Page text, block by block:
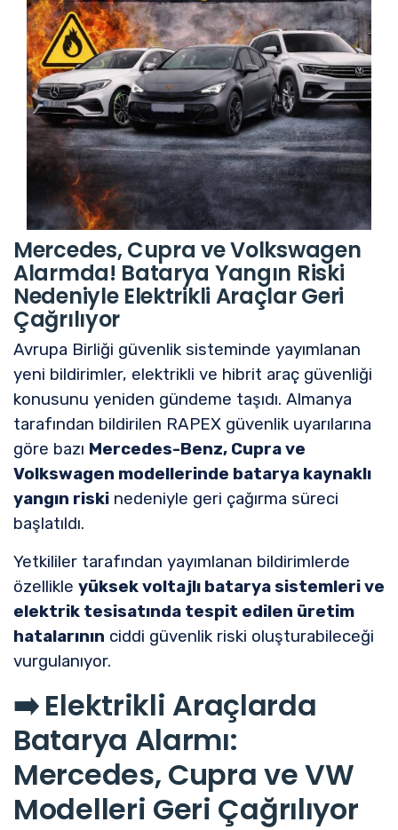
Mercedes, Cupra ve Volkswagen
Alarmda! Batarya Yangın Riski
Nedeniyle Elektrikli Araçlar Geri
Çağrılıyor
Avrupa Birliği güvenlik sisteminde yayımlanan
yeni bildirimler, elektrikli ve hibrit araç güvenliği
konusunu yeniden gündeme taşıdı. Almanya
tarafından bildirilen RAPEX güvenlik uyarılarına
göre bazı Mercedes-Benz, Cupra ve
Volkswagen modellerinde batarya kaynaklı
yangın riski nedeniyle geri çağırma süreci
başlatıldı.
Yetkililer tarafından yayımlanan bildirimlerde
özellikle yüksek voltajlı batarya sistemleri ve
elektrik tesisatında tespit edilen üretim
hatalarının ciddi güvenlik riski oluşturabileceği
vurgulanıyor.
➡️Elektrikli Araçlarda
Batarya Alarmı:
Mercedes, Cupra ve VW
Modelleri Geri Çağrılıyor